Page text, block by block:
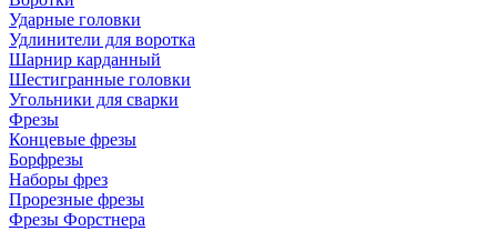
Ударные головки
Удлинители для воротка
Шарнир карданный
Шестигранные головки
Угольники для сварки
Фрезы
Концевые фрезы
Борфрезы
Наборы фрез
Прорезные фрезы
Фрезы Форстнера